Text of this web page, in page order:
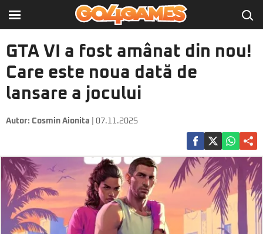
GTA VI a fost amânat din nou!
Care este noua dată de
lansare a jocului
Autor: Cosmin Aionita | 07.11.2025